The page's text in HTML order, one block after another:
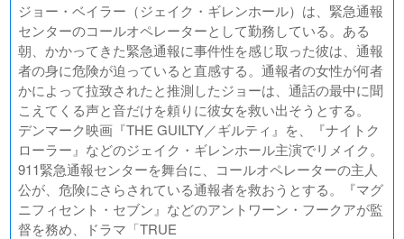
ジョー・ベイラー（ジェイク・ギレンホール）は、緊急通報
センターのコールオペレーターとして勤務している。ある
朝、かかってきた緊急通報に事件性を感じ取った彼は、通報
者の身に危険が迫っていると直感する。通報者の女性が何者
かによって拉致されたと推測したジョーは、通話の最中に聞
こえてくる声と音だけを頼りに彼女を救い出そうとする。
デンマーク映画『THE GUILTY／ギルティ』を、『ナイトク
ローラー』などのジェイク・ギレンホール主演でリメイク。
911緊急通報センターを舞台に、コールオペレーターの主人
公が、危険にさらされている通報者を救おうとする。『マグ
ニフィセント・セブン』などのアントワーン・フークアが監
督を務め、ドラマ「TRUE